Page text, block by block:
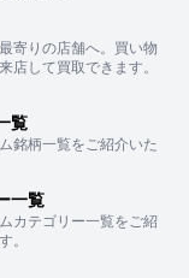
寄りの店舗へ。買い物
店して買取できます。
覧
銘柄一覧をご紹介いた
一覧
カテゴリー一覧をご紹
。